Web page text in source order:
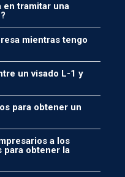
en tramitar una
mientras tengo
un visado L-1 y
para obtener un
a los
para obtener la